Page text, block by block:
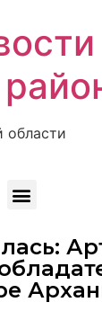
области